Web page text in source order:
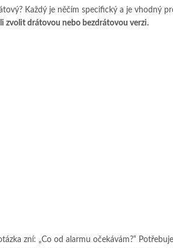
Každý je něčím specifický a je vhodný
zvolit drátovou nebo bezdrátovou verzi.
zní: „Co od alarmu očekávám?“